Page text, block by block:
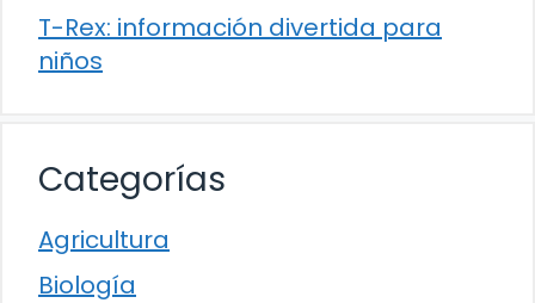
T-Rex: información divertida para
niños
Categorías
Agricultura
Biología